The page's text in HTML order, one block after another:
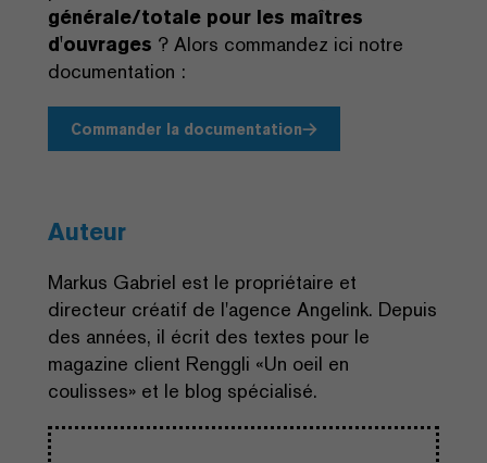
générale/totale pour les maîtres
d'ouvrages ? Alors commandez ici notre
documentation :
Commander la documentation
Auteur
Markus Gabriel est le propriétaire et
directeur créatif de l'agence Angelink. Depuis
des années, il écrit des textes pour le
magazine client Renggli «Un oeil en
coulisses» et le blog spécialisé.